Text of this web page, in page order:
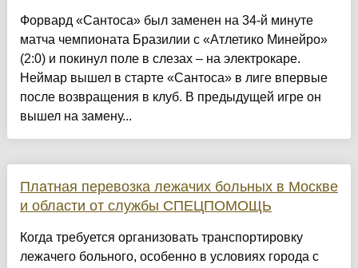
Форвард «Сантоса» был заменен на 34-й минуте
матча чемпионата Бразилии с «Атлетико Минейро»
(2:0) и покинул поле в слезах – на электрокаре.
Неймар вышел в старте «Сантоса» в лиге впервые
после возвращения в клуб. В предыдущей игре он
вышел на замену...
Платная перевозка лежачих больных в Москве
и области от службы СПЕЦПОМОЩЬ
Когда требуется организовать транспортировку
лежачего больного, особенно в условиях города с